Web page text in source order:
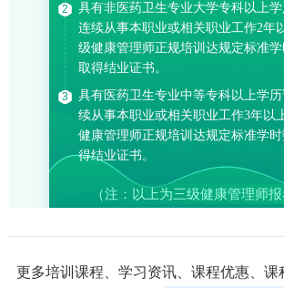
更多培训课程、学习资讯、课程优惠、课